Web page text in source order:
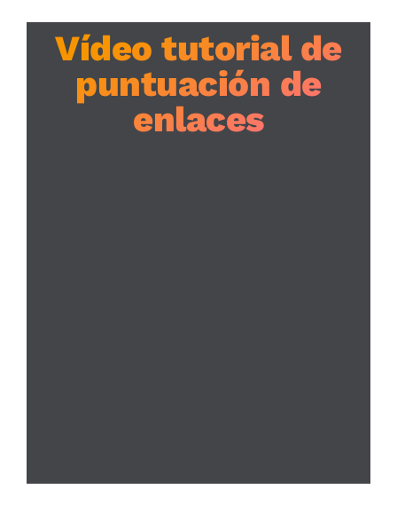
Vídeo tutorial de
puntuación de
enlaces